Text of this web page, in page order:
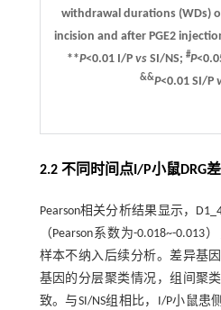
withdrawal durations (WDs)
incision and after PGE2
**P<0.01 I/Pvs SI/NS;#P
&&P<0.01 SI/P
2.2 不同时间点I/P小鼠DRG
Pearson相关分析结果显示，
（Pearson系数为-0.018~-
样本不纳入后续分析。差异基
基因的分层聚类情况，组间聚
致。与SI/NS组相比，I/P小鼠患